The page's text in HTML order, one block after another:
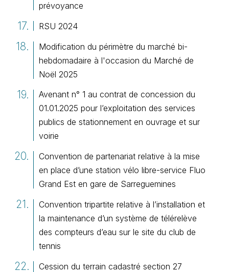
prévoyance
RSU 2024
Modification du périmètre du marché bi-
hebdomadaire à l'occasion du Marché de
Noël 2025
Avenant n° 1 au contrat de concession du
01.01.2025 pour l’exploitation des services
publics de stationnement en ouvrage et sur
voirie
Convention de partenariat relative à la mise
en place d’une station vélo libre-service Fluo
Grand Est en gare de Sarreguemines
Convention tripartite relative à l’installation et
la maintenance d’un système de télérelève
des compteurs d’eau sur le site du club de
tennis
Cession du terrain cadastré section 27